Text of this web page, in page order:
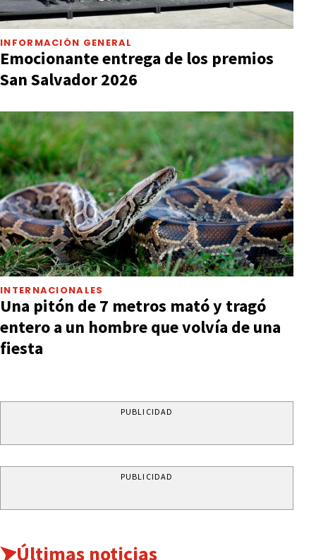
INFORMACIÓN GENERAL
Emocionante entrega de los premios
San Salvador 2026
INTERNACIONALES
Una pitón de 7 metros mató y tragó
entero a un hombre que volvía de una
fiesta
PUBLICIDAD
PUBLICIDAD
Últimas noticias